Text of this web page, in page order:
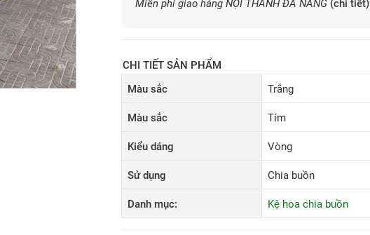
Miễn phí giao hàng NỘI THÀNH ĐÀ NẴNG (chi tiết)
CHI TIẾT SẢN PHẨM
Màu sắc
Trắng
Màu sắc Tím
Kiểu dáng Vòng
Sử dụng Chia buồn
Danh mục: Kệ hoa chia buồn